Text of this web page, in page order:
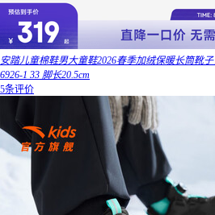
安踏儿童棉鞋男大童鞋2026春季加绒保暖长筒靴
6926-1 33 脚长20.5cm
5条评价